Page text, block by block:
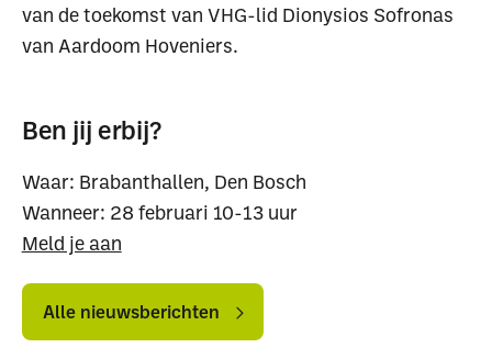
Waar ben je naar op
van de toekomst van VHG-lid Dionysios Sofronas
van Aardoom Hoveniers.
Ben jij erbij?
Waar: Brabanthallen, Den Bosch
Wanneer: 28 februari 10-13 uur
Meld je aan
nieuwsberichten
nieuwsberichten
Alle nieuwsberichten